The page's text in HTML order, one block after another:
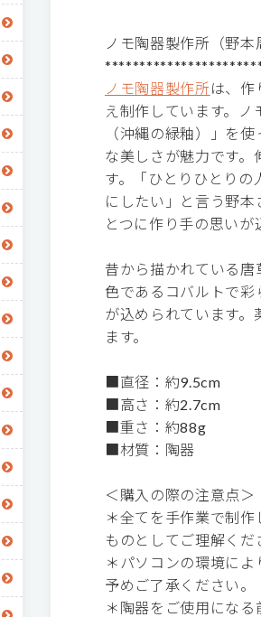
ノモ陶器製作所（野本
ノモ陶器製作所 は、作
え制作しています。
（沖縄の緑釉）」を
な美しさが魅力です
す。「ひとりひとりの
にしたい」と言う野
とつに作り手の思いが
昔から描かれている唐
色であるコバルトで
が込められています。
ます。
■直径：約9.5cm
■高さ：約2.7cm
■重さ：約88g
■材質：陶器
＜購入の際の注意点＞
＊全てを手作業で制
ものとしてご理解くだ
＊パソコンの環境によ
予めご了承ください。
＊陶器をご使用にな